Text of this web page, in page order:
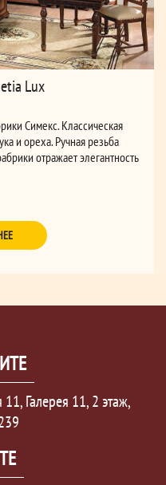
Lux
Симекс. Классическая
и ореха. Ручная резьба
отражает элегантность
Галерея 11, 2 этаж,